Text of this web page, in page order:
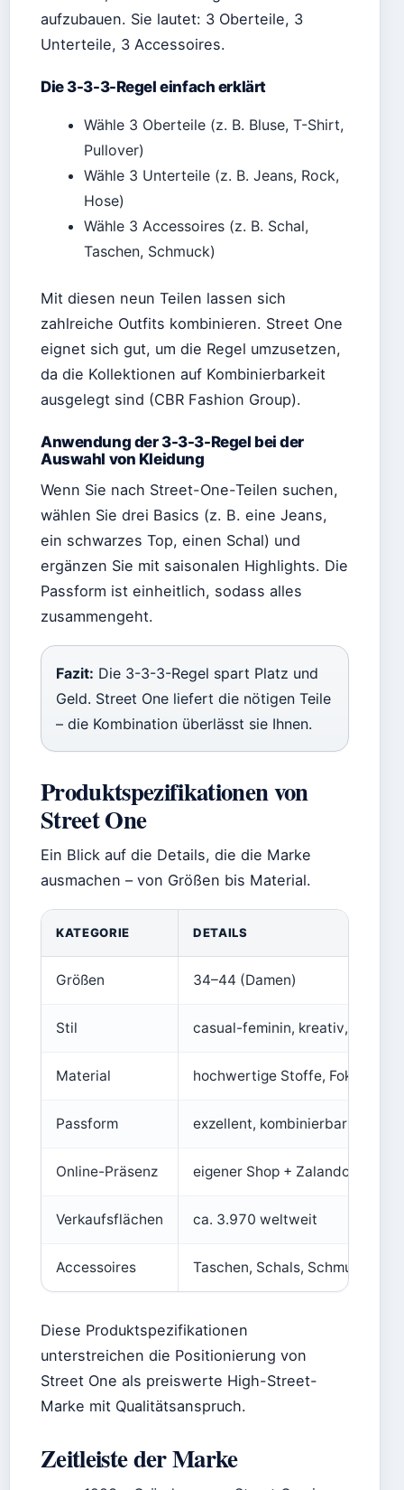
aufzubauen. Sie lautet: 3 Oberteile, 3
Unterteile, 3 Accessoires.
Die 3-3-3-Regel einfach erklärt
Wähle 3 Oberteile (z. B. Bluse, T-Shirt,
Pullover)
Wähle 3 Unterteile (z. B. Jeans, Rock,
Hose)
Wähle 3 Accessoires (z. B. Schal,
Taschen, Schmuck)
Mit diesen neun Teilen lassen sich
zahlreiche Outfits kombinieren. Street One
eignet sich gut, um die Regel umzusetzen,
da die Kollektionen auf Kombinierbarkeit
ausgelegt sind (CBR Fashion Group).
Anwendung der 3-3-3-Regel bei der
Auswahl von Kleidung
Wenn Sie nach Street-One-Teilen suchen,
wählen Sie drei Basics (z. B. eine Jeans,
ein schwarzes Top, einen Schal) und
ergänzen Sie mit saisonalen Highlights. Die
Passform ist einheitlich, sodass alles
zusammengeht.
Fazit: Die 3-3-3-Regel spart Platz und
Geld. Street One liefert die nötigen Teile
– die Kombination überlässt sie Ihnen.
Produktspezifikationen von
Street One
Ein Blick auf die Details, die die Marke
ausmachen – von Größen bis Material.
KATEGORIE DETAILS
Größen 34–44 (Damen)
Stil casual-feminin, kreativ,
Material hochwertige Stoffe, Fokus auf
Passform exzellent, kombinierbar
Online-Präsenz eigener Shop + Zalando +
Verkaufsflächen ca. 3.970 weltweit
Accessoires Taschen, Schals, Schmuck
Diese Produktspezifikationen
unterstreichen die Positionierung von
Street One als preiswerte High-Street-
Marke mit Qualitätsanspruch.
Zeitleiste der Marke